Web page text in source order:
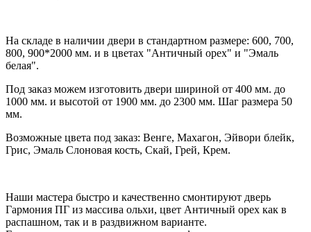
На складе в наличии двери в стандартном размере: 600, 700,
800, 900*2000 мм. и в цветах "Античный орех" и "Эмаль
белая".
Под заказ можем изготовить двери шириной от 400 мм. до
1000 мм. и высотой от 1900 мм. до 2300 мм. Шаг размера 50
мм.
Возможные цвета под заказ: Венге, Махагон, Эйвори блейк,
Грис, Эмаль Слоновая кость, Скай, Грей, Крем.
Наши мастера быстро и качественно смонтируют дверь
Гармония ПГ из массива ольхи, цвет Античный орех как в
распашном, так и в раздвижном варианте.